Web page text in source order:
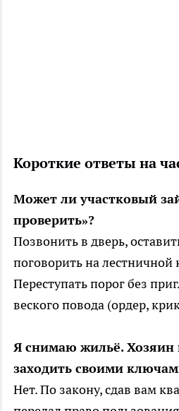
Короткие ответы на
Может ли участковый
проверить»?
Позвонить в дверь,
поговорить на лестничной
Переступать порог без
веского повода (ордер,
Я снимаю жильё.
заходить своими
Нет. По закону, сдав вам